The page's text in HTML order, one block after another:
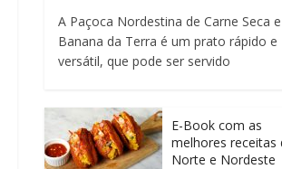
A Paçoca Nordestina de Carne Seca e
Banana da Terra é um prato rápido e
versátil, que pode ser servido
E-Book com as
melhores receitas
Norte e Nordeste